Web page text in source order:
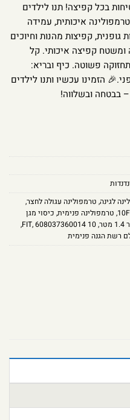
בכל קפיצה! תנו לילדים
איכותית, עמידה
קפיצות מהנות וחיוכים
ומשטח קפיצה איכותי. קל
פשוטה. כיף ובריא:
הזמינו עכשיו ותנו לילדים
בבטחה ובשלווה!
לגינה, טרמפולינה עגולה לחצר,
, טרמפולינה פנימית, כיסוי מגן
,
10 FIT
,608037360014
,
רשת הגנה פנימית